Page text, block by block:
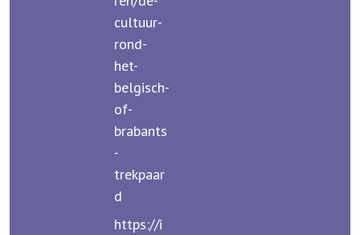
cultuur-
rond-
het-
belgisch-
of-
brabants
-
trekpaar
d
https://i